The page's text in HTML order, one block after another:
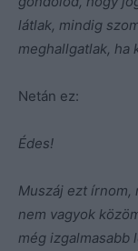
látlak, mindig
meghallgatlak, ha
Netán ez:
Édes!
Muszáj ezt írnom,
nem vagyok
még izgalmasabb